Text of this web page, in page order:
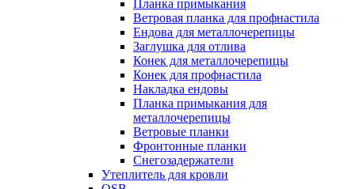
Планка примыкания
Ветровая планка для профнастила
Ендова для металлочерепицы
Заглушка для отлива
Конек для металлочерепицы
Конек для профнастила
Накладка ендовы
Планка примыкания для
металлочерепицы
Ветровые планки
Фронтонные планки
Снегозадержатели
Утеплитель для кровли